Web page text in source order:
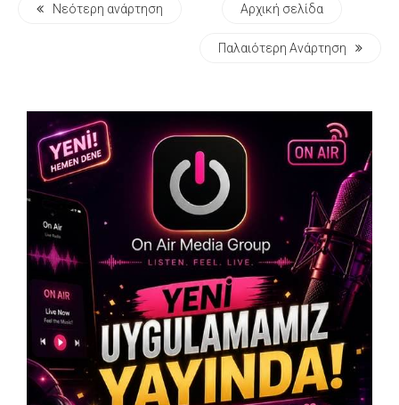
Νεότερη ανάρτηση Αρχική σελίδα
Παλαιότερη Ανάρτηση